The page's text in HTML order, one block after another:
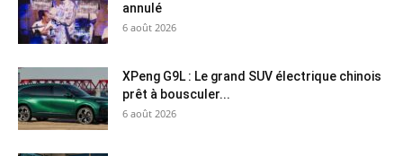
annulé
6 août 2026
XPeng G9L : Le grand SUV électrique chinois
prêt à bousculer...
6 août 2026